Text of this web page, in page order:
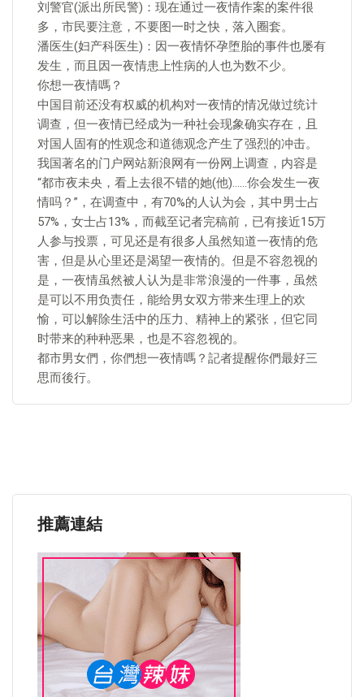
刘警官(派出所民警)：现在通过一夜情作案的案件很
多，市民要注意，不要图一时之快，落入圈套。
潘医生(妇产科医生)：因一夜情怀孕堕胎的事件也屡有
发生，而且因一夜情患上性病的人也为数不少。
你想一夜情嗎？
中国目前还没有权威的机构对一夜情的情况做过统计
调查，但一夜情已经成为一种社会现象确实存在，且
对国人固有的性观念和道德观念产生了强烈的冲击。
我国著名的门户网站新浪网有一份网上调查，内容是
“都市夜未央，看上去很不错的她(他)……你会发生一夜
情吗？”，在调查中，有70%的人认为会，其中男士占
57%，女士占13%，而截至记者完稿前，已有接近15万
人参与投票，可见还是有很多人虽然知道一夜情的危
害，但是从心里还是渴望一夜情的。但是不容忽视的
是，一夜情虽然被人认为是非常浪漫的一件事，虽然
是可以不用负责任，能给男女双方带来生理上的欢
愉，可以解除生活中的压力、精神上的紧张，但它同
时带来的种种恶果，也是不容忽视的。
都市男女們，你們想一夜情嗎？記者提醒你們最好三
思而後行。
推薦連結